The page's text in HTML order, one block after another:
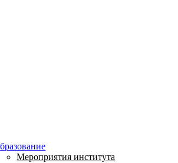
Мероприятия института